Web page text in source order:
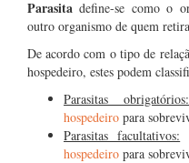
Parasita define-se como o
outro organismo de quem
De acordo com o tipo de
hospedeiro, estes podem
Parasitas obrigatórios:
hospedeiro para
Parasitas facultativos:
hospedeiro para